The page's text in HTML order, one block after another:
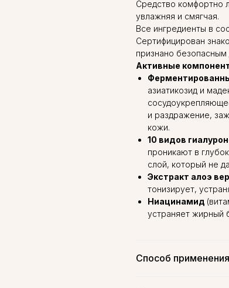
Средство комфортно
увлажняя и смягчая.
Все ингредиенты в
Сертифицирован
признано безопасным
Активные
азиатикозид и
и раздражение,
кожи.
10 видов
проникают в
слой, который не
Экстракт алоэ
тонизирует,
Ниацинамид
устраняет жирный
Способ применения